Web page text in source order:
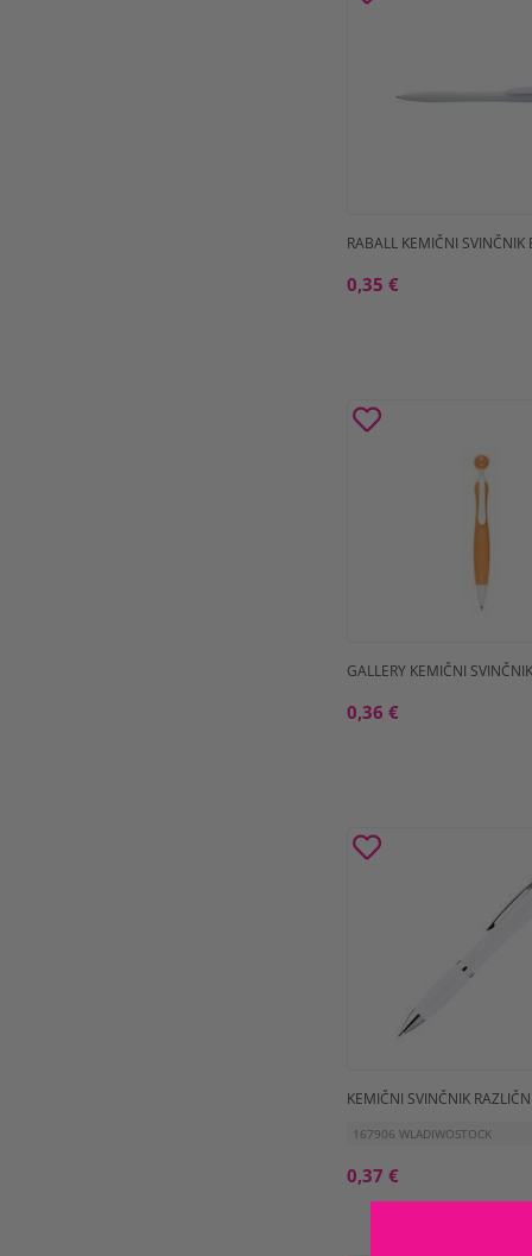
RABALL KEMIČNI SVINČNIK
0,35 €
GALLERY KEMIČNI
0,36 €
KEMIČNI SVINČNIK
167906 WLADIWOSTOCK
0,37 €